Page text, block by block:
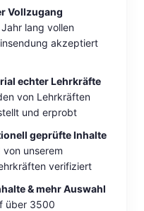
Vollzugang
lang vollen
akzeptiert
echter Lehrkräfte
von Lehrkräften
und erprobt
geprüfte Inhalte
unserem
verifiziert
& mehr Auswahl
über 3500